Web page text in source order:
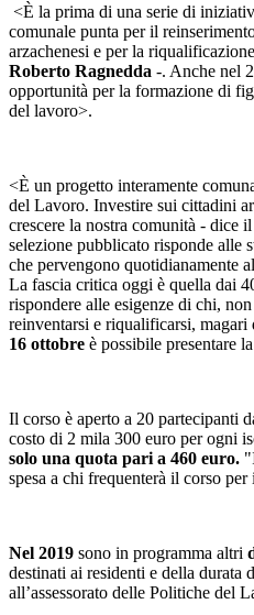
<È la prima di una serie di
comunale punta per il
arzachenesi e per la
Roberto Ragnedda -. Anche nel
opportunità per la formazione di
del lavoro>.
<È un progetto interamente
del Lavoro. Investire sui cittadini
crescere la nostra comunità - dice il
selezione pubblicato risponde alle
che pervengono quotidianamente
La fascia critica oggi è quella dai
rispondere alle esigenze di chi,
reinventarsi e riqualificarsi, magari
16 ottobre è possibile presentare
Il corso è aperto a 20 partecipanti
costo di 2 mila 300 euro per ogni
solo una quota pari a 460 euro.
spesa a chi frequenterà il corso
Nel 2019 sono in programma altri
destinati ai residenti e della durata
all’assessorato delle Politiche del